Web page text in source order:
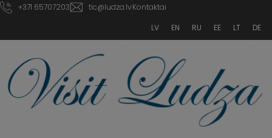
+371 65707203 tic@ludza.lvKontaktai
LV
EN RU EE LT DE